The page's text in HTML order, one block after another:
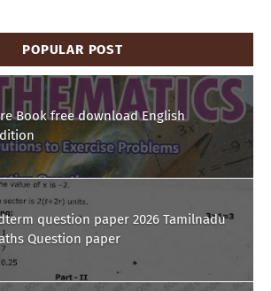
POPULAR POST
Book free download English
question paper 2026 Tamilnadu
Question paper